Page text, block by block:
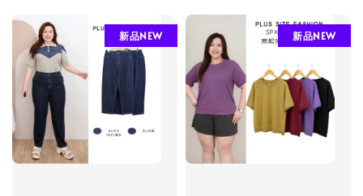
新品NEW 新品NEW